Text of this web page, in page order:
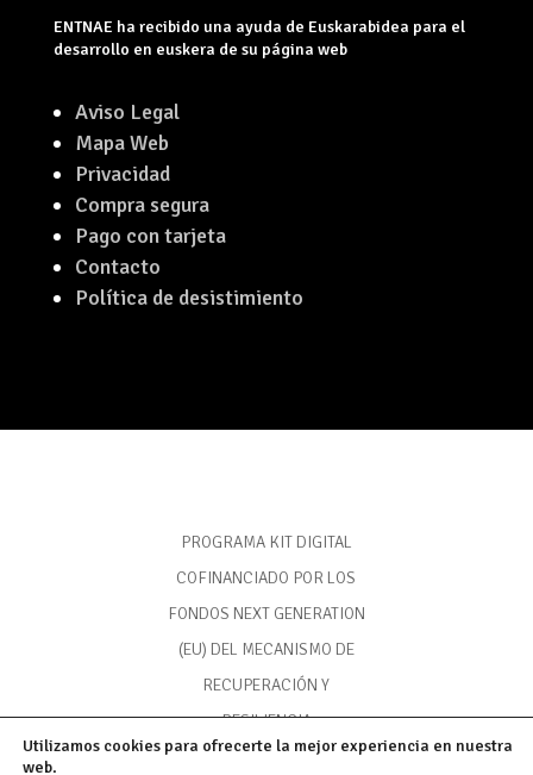
ENTNAE ha recibido una ayuda de Euskarabidea para el
desarrollo en euskera de su página web
Aviso Legal
Mapa Web
Privacidad
Compra segura
Pago con tarjeta
Contacto
Política de desistimiento
PROGRAMA KIT DIGITAL
COFINANCIADO POR LOS
FONDOS NEXT GENERATION
(EU) DEL MECANISMO DE
RECUPERACIÓN Y
RESILIENCIA
Utilizamos cookies para ofrecerte la mejor experiencia en nuestra
web.